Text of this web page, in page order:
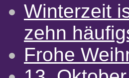
Winterzeit
zehn
Frohe